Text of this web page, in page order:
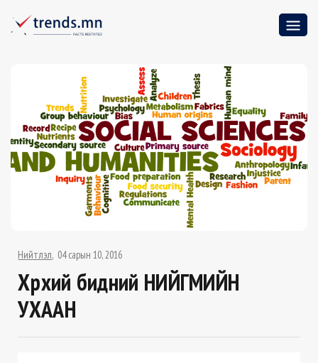
Нийтлэл 04 сарын 10, 2016
Хөөрхий бидний НИЙГМИЙН
УХААН